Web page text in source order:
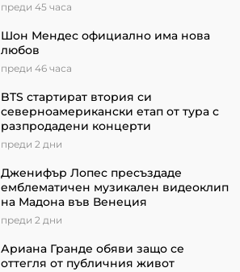
преди 45 часа
Шон Мендес официално има нова
любов
преди 46 часа
BTS стартират втория си
северноамерикански етап от турa с
разпродадени концерти
преди 2 дни
Дженифър Лопес пресъздаде
емблематичен музикален видеоклип
на Мадона във Венеция
преди 2 дни
Ариана Гранде обяви защо се
оттегля от публичния живот